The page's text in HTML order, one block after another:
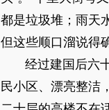
都是垃圾堆；雨天
但这些顺口溜说得
经过建国后六十
民小区、漂亮整洁